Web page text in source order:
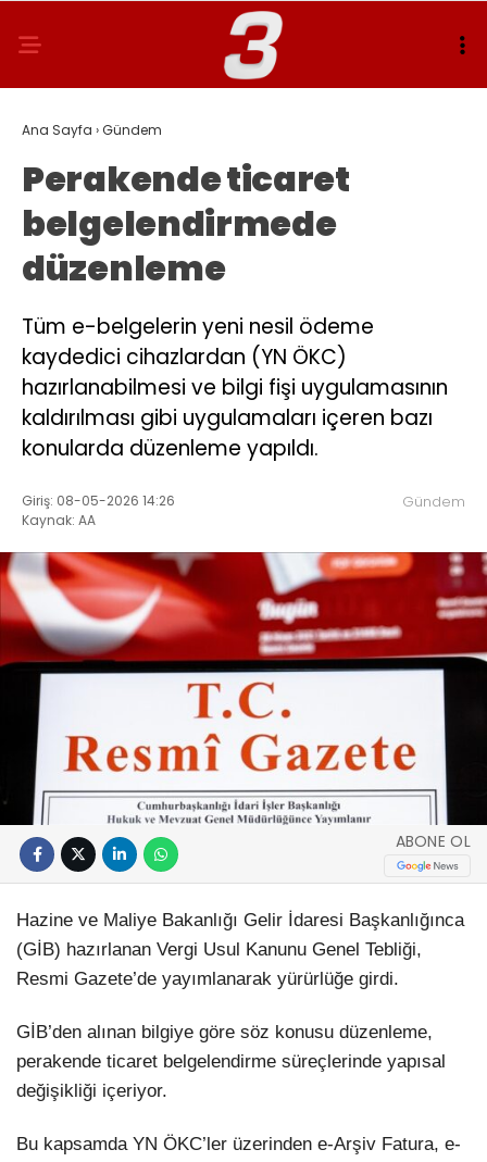
Ana Sayfa ›Gündem
Perakende ticaret
belgelendirmede
düzenleme
Tüm e-belgelerin yeni nesil ödeme
kaydedici cihazlardan (YN ÖKC)
hazırlanabilmesi ve bilgi fişi uygulamasının
kaldırılması gibi uygulamaları içeren bazı
konularda düzenleme yapıldı.
Giriş: 08-05-2026 14:26
Kaynak: AA
Gündem
ABONE OL
Hazine ve Maliye Bakanlığı Gelir İdaresi Başkanlığınca
(GİB) hazırlanan Vergi Usul Kanunu Genel Tebliği,
Resmi Gazete’de yayımlanarak yürürlüğe girdi.
GİB’den alınan bilgiye göre söz konusu düzenleme,
perakende ticaret belgelendirme süreçlerinde yapısal
değişikliği içeriyor.
Bu kapsamda YN ÖKC’ler üzerinden e-Arşiv Fatura, e-